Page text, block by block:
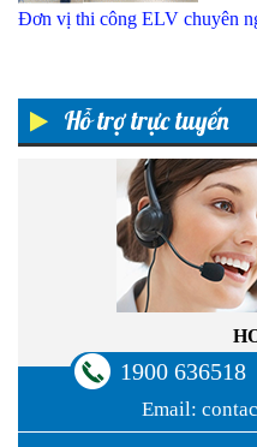
Hỗ trợ trực tuyến
1900 636518
Email:
Đơn vị thi công ELV chuyên